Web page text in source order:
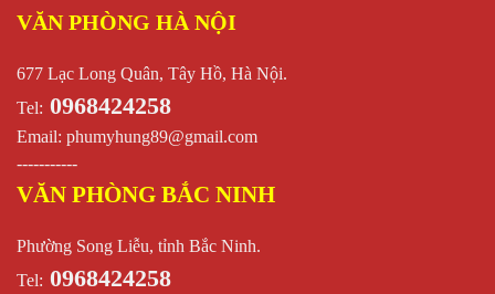
VĂN PHÒNG HÀ NỘI
677 Lạc Long Quân, Tây Hồ, Hà Nội.
Tel: 0968424258
Email: phumyhung89@gmail.com
-----------
VĂN PHÒNG BẮC NINH
Phường Song Liễu, tỉnh Bắc Ninh.
Tel: 0968424258